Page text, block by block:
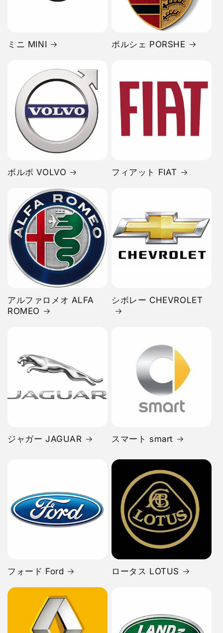
ミニ MINI ポルシェ PORSHE
ボルボ VOLVO フィアット FIAT
アルファロメオ ALFA
ROMEO
シボレー CHEVROLET
ジャガー JAGUAR スマート smart
フォード Ford ロータス LOTUS